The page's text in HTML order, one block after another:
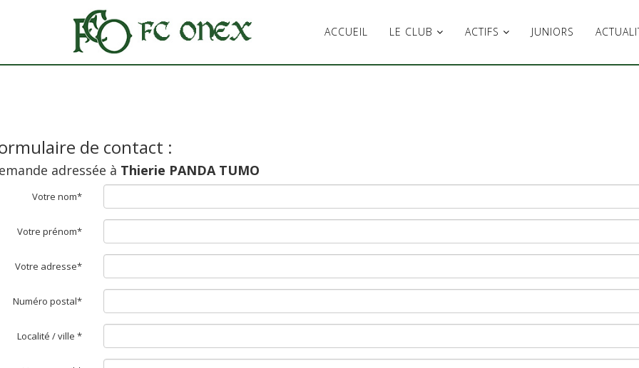
ACCUEIL LE CLUB ACTIFS JUNIORS
de contact :
adressée à Thierie PANDA TUMO
Votre nom*
Votre prénom*
Votre adresse*
Numéro postal*
Localité / ville *